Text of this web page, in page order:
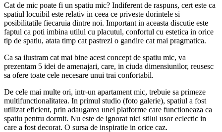
Cat de mic poate fi un spatiu mic? Indiferent de raspuns, cert este ca
spatiul locuibil este relativ in ceea ce priveste dorintele si
posibilitatile fiecaruia dintre noi. Important in aceasta discutie este
faptul ca poti imbina utilul cu placutul, confortul cu estetica in orice
tip de spatiu, atata timp cat pastrezi o gandire cat mai pragmatica.
Ca sa ilustram cat mai bine acest concept de spatiu mic, va
prezentam 5 idei de amenajari, care, in ciuda dimensiunilor, reusesc
sa ofere toate cele necesare unui trai confortabil.
De cele mai multe ori, intr-un apartament mic, trebuie sa primeze
multifunctionalitatea. In primul studio (foto galerie), spatiul a fost
utilizat eficient, prin adaugarea unei platforme care functioneaza ca
spatiu pentru dormit. Nu este de ignorat nici stilul usor eclectic in
care a fost decorat. O sursa de inspiratie in orice caz.